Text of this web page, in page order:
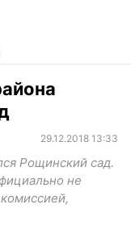
29.12.2018 13:33
Рощинский сад.
не